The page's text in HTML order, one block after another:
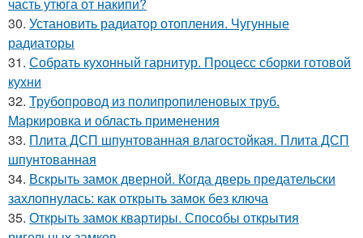
часть утюга от накипи?
30. Установить радиатор отопления. Чугунные
радиаторы
31. Собрать кухонный гарнитур. Процесс сборки готовой
кухни
32. Трубопровод из полипропиленовых труб.
Маркировка и область применения
33. Плита ДСП шпунтованная влагостойкая. Плита ДСП
шпунтованная
34. Вскрыть замок дверной. Когда дверь предательски
захлопнулась: как открыть замок без ключа
35. Открыть замок квартиры. Способы открытия